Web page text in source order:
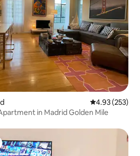
4.93 out of 5
4.93 (253)
in Madrid Golden Mile